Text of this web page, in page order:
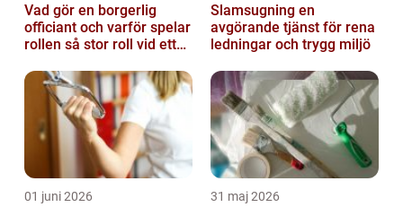
Vad gör en borgerlig
officiant och varför spelar
rollen så stor roll vid ett
Slamsugning en
avgörande tjänst för rena
ledningar och trygg miljö
01 juni 2026 31 maj 2026